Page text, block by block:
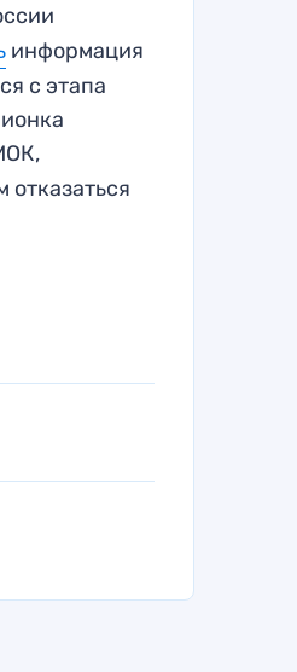
информация
с этапа